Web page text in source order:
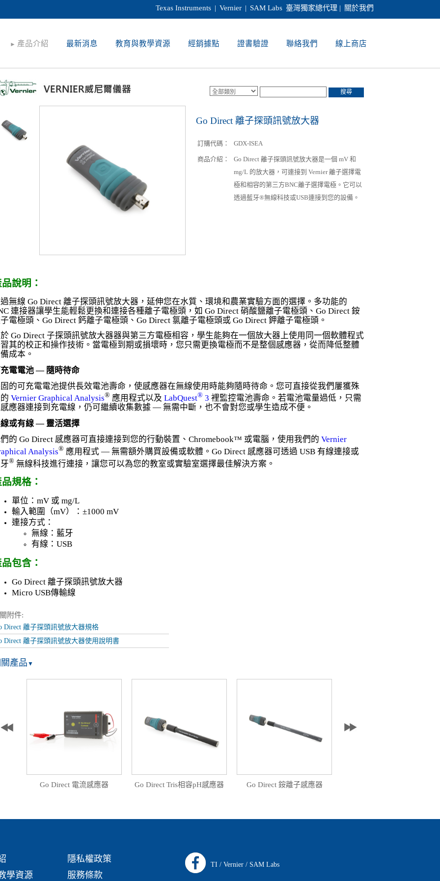
Texas Instruments | Vernier | SAM Labs 臺灣獨家總代理 | 關於我們
► 產品介紹 最新消息 教育與教學資源 經銷據點 證書驗證 聯絡我們 線上商店
搜尋
Go Direct 離子探頭訊號放大器
訂購代碼： GDX-ISEA
商品介紹：
Go Direct 離子探頭訊號放大器是一個 mV 和
mg/L 的放大器，可連接到 Vernier 離子選擇電
極和相容的第三方BNC離子選擇電極。它可以
透過藍牙®無線科技或USB連接到您的設備。
說明：
無線 Go Direct 離子探頭訊號放大器，延伸您在水質、環境和農業實驗方面的選擇。多功能的
連接器讓學生能輕鬆更換和連接各種離子電極頭，如 Go Direct 硝酸鹽離子電極頭、Go Direct 銨
電極頭、Go Direct 鈣離子電極頭、Go Direct 氯離子電極頭或 Go Direct 鉀離子電極頭。
Go Direct 子探頭訊號放大器器與第三方電極相容，學生能夠在一個放大器上使用同一個軟體程式
其的校正和操作技術。當電極到期或損壞時，您只需更換電極而不是整個感應器，從而降低整體
成本。
電電池 — 隨時待命
的可充電電池提供長效電池壽命，使感應器在無線使用時能夠隨時待命。您可直接從我們屢獲殊
Vernier Graphical Analysis® 應用程式以及 LabQuest® 3 裡監控電池壽命。若電池電量過低，只需
應器連接到充電線，仍可繼續收集數據 — 無需中斷，也不會對您或學生造成不便。
或有線 — 靈活選擇
的 Go Direct 感應器可直接連接到您的行動裝置、Chromebook™ 或電腦，使用我們的 Vernier
Analysis® 應用程式 — 無需額外購買設備或軟體。Go Direct 感應器可透過 USB 有線連接或
® 無線科技進行連接，讓您可以為您的教室或實驗室選擇最佳解決方案。
規格：
單位：mV 或 mg/L
輸入範圍（mV）：±1000 mV
連接方式：
無線：藍牙
有線：USB
包含：
Go Direct 離子探頭訊號放大器
Micro USB傳輸線
附件:
Direct 離子探頭訊號放大器規格
Direct 離子探頭訊號放大器使用說明書
產品 ▼
Go Direct 電流感應器 Go Direct Tris相容pH感應器 Go Direct 銨離子感應器
學資源
隱私權政策
服務條款
TI / Vernier / SAM Labs